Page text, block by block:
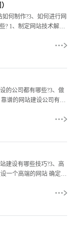
何制作?3、如何进行网
? 1、制定网站技术解决
的公司都有哪些?3、做
谱的网站建设公司有哪
建设有哪些技巧?3、高
一个高端的网站 确定网